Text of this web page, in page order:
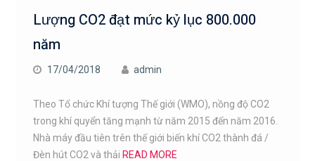
Lượng CO2 đạt mức kỷ lục 800.000
năm
17/04/2018 admin
Theo Tổ chức Khí tượng Thế giới (WMO), nồng độ CO2
trong khí quyển tăng mạnh từ năm 2015 đến năm 2016.
Nhà máy đầu tiên trên thế giới biến khí CO2 thành đá /
Đèn hút CO2 và thải READ MORE